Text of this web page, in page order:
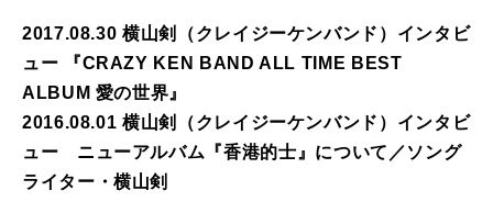
2017.08.30 横山剣（クレイジーケンバンド）インタビ
ュー 『CRAZY KEN BAND ALL TIME BEST
ALBUM 愛の世界』
2016.08.01 横山剣（クレイジーケンバンド）インタビ
ュー ニューアルバム『香港的士』について／ソング
ライター・横山剣